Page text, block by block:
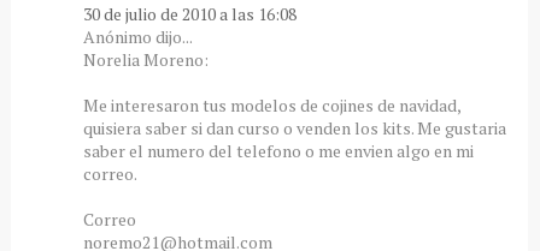
30 de julio de 2010 a las 16:08
Anónimo dijo...
Norelia Moreno:
Me interesaron tus modelos de cojines de navidad,
quisiera saber si dan curso o venden los kits. Me gustaria
saber el numero del telefono o me envien algo en mi
correo.
Correo
noremo21@hotmail.com